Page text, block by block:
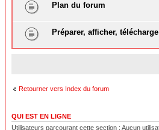
Plan du forum
Préparer, afficher,
Retourner vers Index du forum
QUI EST EN LIGNE
Utilisateurs parcourant cette section : Aucun